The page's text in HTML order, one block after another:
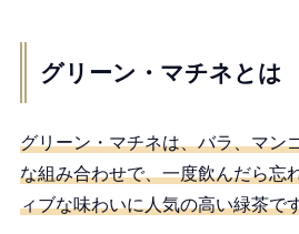
グリーン・マチネとは
グリーン・マチネは、バラ、マン
な組み合わせで、一度飲んだら忘
ィブな味わいに人気の高い緑茶で